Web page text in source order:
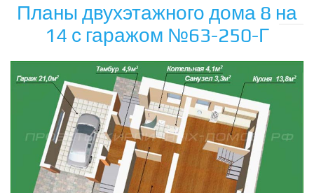
Планы двухэтажного дома 8 на
14 с гаражом №63-250-Г